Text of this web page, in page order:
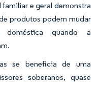
e geral demonstra
produtos podem mudar
doméstica quando a
se beneficia de uma
soberanos, quase